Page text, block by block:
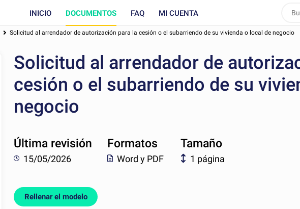
INICIO DOCUMENTOS FAQ MI CUENTA
Solicitud al arrendador de autorización para la cesión o el subarriendo de su vivienda o local de negocio
Solicitud al arrendador de
cesión o el subarriendo de su
negocio
Última revisión
15/05/2026
Formatos
Word y PDF
Tamaño
1 página
Rellenar el modelo